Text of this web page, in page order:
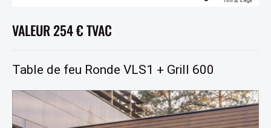
VALEUR 254 € TVAC
Table de feu Ronde VLS1 + Grill 600